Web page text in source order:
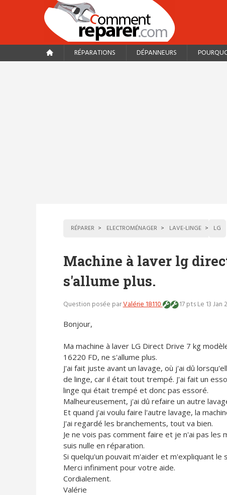
RÉPARATIONS DÉPANNEURS
RÉPARER ELECTROMÉNAGER LAVE-LINGE LG
Machine à laver lg
s'allume plus.
Question posée parValérie 18110 17 ptsLe 13 Jan
Bonjour,
Ma machine à laver LG Direct Drive 7 kg
16220 FD, ne s'allume plus.
J'ai fait juste avant un lavage, où j'ai dû
de linge, car il était tout trempé. J'ai fait un
linge qui était trempé et donc pas essoré.
Malheureusement, j'ai dû refaire un autre
Et quand j'ai voulu faire l'autre lavage, la
J'ai regardé les branchements, tout va bien.
Je ne vois pas comment faire et je n'ai pas les
suis nulle en réparation.
Si quelqu'un pouvait m'aider et m'expliquant
Merci infiniment pour votre aide.
Cordialement.
Valérie